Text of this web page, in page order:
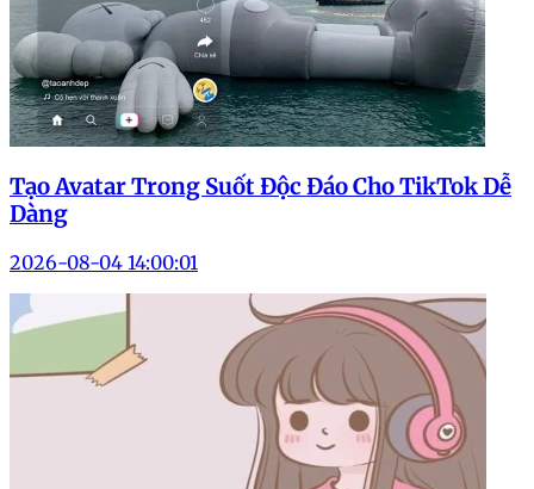
Tạo Avatar Trong Suốt Độc Đáo Cho TikTok Dễ
Dàng
2026-08-04 14:00:01